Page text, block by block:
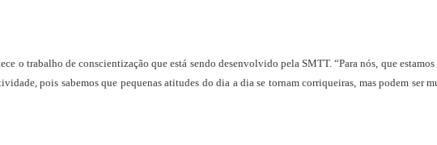
o trabalho de conscientização que está sendo desenvolvido pela SMTT. “Para nós, que
pois sabemos que pequenas atitudes do dia a dia se tornam corriqueiras, mas podem ser